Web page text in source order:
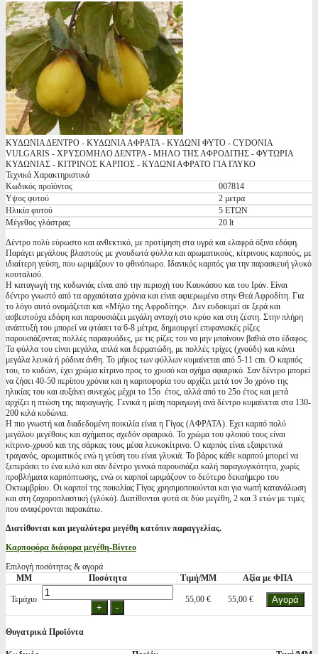
ΚΥΔΩΝΙΑ ΔΕΝΤΡΟ - ΚΥΔΩΝΙΑ ΑΦΡΑΤΑ - ΚΥΔΩΝΙ ΦΥΤΟ - CYDONIA
VULGARIS - ΧΡΥΣΟΜΗΛΟ ΔΕΝΤΡΑ - ΜΗΛΟ ΤΗΣ ΑΦΡΟΔΙΤΗΣ - ΦΥΤΩΡΙΑ
ΚΥΔΩΝΙΑΣ - ΚΙΤΡΙΝΟΣ ΚΑΡΠΟΣ - ΚΥΔΩΝΙ ΑΦΡΑΤΟ ΓΙΑ ΓΛΥΚΟ
Τεχνικά Χαρακτηριστικά
Κωδικός προϊόντος
007814
Υψος φυτού
2 μετρα
Ηλικία φυτού
5 ΕΤΩΝ
Μέγεθος γλάστρας
20 lt
Δέντρο πολύ εύρωστο και ανθεκτικό, με προτίμηση στα υγρά και ελαφρά όξινα εδάφη.
Παράγει μεγάλους βλαστούς με χνουδωτά φύλλα και αρωματικούς, κίτρινους καρπούς, με
ιδιαίτερη γεύση, που ωριμάζουν το φθινόπωρο. Ιδανικός καρπός για την παρασκευή γλυκό
κουταλιού.
Η καταγωγή της κυδωνιάς είναι από την περιοχή του Καυκάσου και του Ιράν. Είναι
δέντρο γνωστό από τα αρχαιότατα χρόνια και είναι αφιερωμένο στην Θεά Αφροδίτη. Για
το λόγο αυτό ονομάζεται και «Μήλο της Αφροδίτης». Δεν ευδοκιμεί σε ξερά και
ασβεστούχα εδάφη και παρουσιάζει μεγάλη αντοχή στο κρύο και στη ζέστη. Στην πλήρη
ανάπτυξή του μπορεί να φτάσει τα 6-8 μέτρα, δημιουργεί επιφανιακές ρίζες
παρουσιάζοντας πολλές παραφυάδες, με τις ρίζες του να μην μπαίνουν βαθιά στο έδαφος.
Τα φύλλα του είναι μεγάλα, απλά και δερματώδη, με πολλές τρίχες (χνούδι) και κάνει
μεγάλα λευκά ή ρόδινα άνθη. Το μήκος των φύλλων κυμαίνεται από 5-11 cm. Ο καρπός
του, το κυδώνι, έχει χρώμα κίτρινο προς το χρυσό και σχήμα σφαιρικό. Σαν δέντρο μπορεί
να ζήσει 40-50 περίπου χρόνια και η καρποφορία του αρχίζει μετά τον 3ο χρόνο της
ηλικίας του και αυξάνει συνεχώς μέχρι το 15ο έτος, αλλά από το 25ο έτος και μετά
αρχίζει η πτώση της παραγωγής. Γενικά η μέση παραγωγή ανά δέντρο κυμαίνεται στα 130-
200 κιλά κυδώνια.
Η πιο γνωστή και διαδεδομένη ποικιλία είναι η Γίγας (ΑΦΡΑΤΑ). Εχει καρπό πολύ
μεγάλου μεγέθους και σχήματος σχεδόν σφαιρικό. Το χρώμα του φλοιού τους είναι
κίτρινο-χρυσό και της σάρκας τους μέσα λευκοκίτρινο. Ο καρπός είναι εξαιρετικά
τραγανός, αρωματικός ενώ η γεύση του είναι γλυκιά. Το βάρος κάθε καρπού μπορεί να
ξεπεράσει το ένα κιλό και σαν δέντρο γενικά παρουσιάζει καλή παραγωγικότητα, χωρίς
προβλήματα καρπόπτωσης, ενώ οι καρποί ωριμάζουν το δεύτερο δεκαήμερο του
Οκτωμβρίου. Οι καρποί της ποικιλίας Γίγας χρησιμοποιούνται και για νωπή κατανάλωση
και στη ζαχαροπλαστική (γλύκό). Διατίθονται φυτά σε δύο μεγέθη, 2 και 3 ετών με τιμές
που αναφέρονται παρακάτω.
Διατίθονται και μεγαλύτερα μεγέθη κατόπιν παραγγελίας.
Καρποφόρα διάφορα μεγέθη-Βίντεο
Επιλογή ποσότητας & αγορά
ΜΜ
Ποσότητα Τιμή/ΜΜ Αξία με ΦΠΑ
Τεμάχιο 55,00 € 55,00 €
Θυγατρικά Προϊόντα